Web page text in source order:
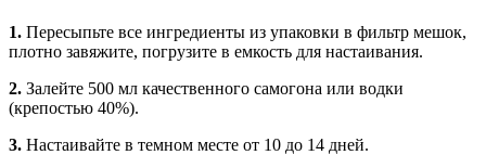
1. Пересыпьте все ингредиенты из упаковки в фильтр мешок,
плотно завяжите, погрузите в емкость для настаивания.
2. Залейте 500 мл качественного самогона или водки
(крепостью 40%).
3. Настаивайте в темном месте от 10 до 14 дней.